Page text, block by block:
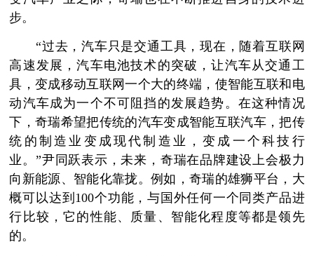
步。
“过去，汽车只是交通工具，现在，随着互联网
高速发展，汽车电池技术的突破，让汽车从交通工
具，变成移动互联网一个大的终端，使智能互联和电
动汽车成为一个不可阻挡的发展趋势。在这种情况
下，奇瑞希望把传统的汽车变成智能互联汽车，把传
统的制造业变成现代制造业，变成一个科技行
业。”尹同跃表示，未来，奇瑞在品牌建设上会极力
向新能源、智能化靠拢。例如，奇瑞的雄狮平台，大
概可以达到100个功能，与国外任何一个同类产品进
行比较，它的性能、质量、智能化程度等都是领先
的。